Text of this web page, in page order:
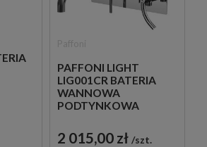
PAFFONI LIGHT
LIG001CR BATERIA
WANNOWA
PODTYNKOWA
CHROM
2 015,00 zł szt.